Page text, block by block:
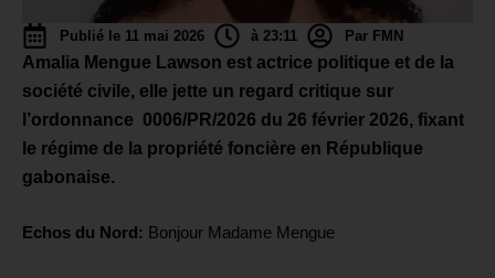
Publié le 11 mai 2026 à 23:11 Par FMN
Amalia Mengue Lawson est actrice politique et de la
société civile, elle jette un regard critique sur
l’ordonnance 0006/PR/2026 du 26 février 2026, fixant
le régime de la propriété foncière en République
gabonaise.
Echos du Nord: Bonjour Madame Mengue